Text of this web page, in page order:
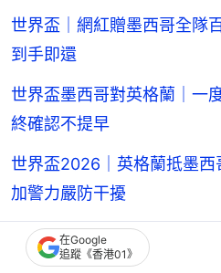
世界盃｜網紅贈墨西哥全隊
到手即還
世界盃墨西哥對英格蘭｜一
終確認不提早
世界盃2026｜英格蘭抵墨
加警力嚴防干擾
世界盃｜英格蘭深夜出戰
間 兒童別曠課
在Google
追蹤《香港01》